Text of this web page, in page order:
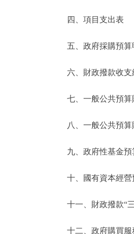
北京概況
綠色北京
ENGLISH
四、項目支出表
五、政府採購預算
六、財政撥款收支
七、一般公共預算
八、一般公共預算
九、政府性基金預
十、國有資本經營
十一、財政撥款“三
十二、政府購買服